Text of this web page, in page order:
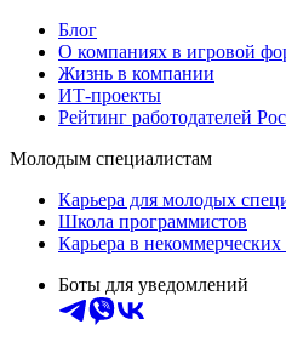
Блог
О компаниях в игровой
Жизнь в компании
ИТ-проекты
Рейтинг работодателей
Молодым специалистам
Карьера для молодых
Школа программистов
Карьера в некоммерческих
Боты для уведомлений